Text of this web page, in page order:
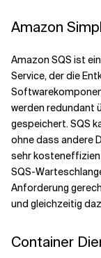
Amazon
Amazon SQS ist
Service, der die
werden redundant
gespeichert. SQS
ohne dass andere
sehr
SQS-
Anforderung
und gleichzeitig
Container